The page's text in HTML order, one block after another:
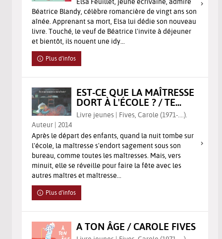
Béatrice Blandy, célèbre romancière de vingt ans son
aînée. Apprenant sa mort, Elsa lui dédie son nouveau
livre. Touché, le veuf de Béatrice l'invite à déjeuner
et bientôt, ils nouent une idy...
Plus d'infos
EST-CE QUE LA MAÎTRESSE
DORT À L'ÉCOLE ? / TE...
Livre jeunes | Fives, Carole (1971-....).
Auteur | 2014
Après le départ des enfants, quand la nuit tombe sur
l'école, la maîtresse s'endort sagement sous son
bureau, comme toutes les maîtresses. Mais, vers
minuit, elle se réveille pour faire la fête avec les
autres maîtres et maîtresse...
Plus d'infos
A TON ÂGE / CAROLE FIVES